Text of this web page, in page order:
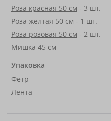
Роза красная 50 см - 3 шт.
Роза желтая 50 см - 1 шт.
Роза розовая 50 см - 2 шт.
Мишка 45 см
Упаковка
Фетр
Лента